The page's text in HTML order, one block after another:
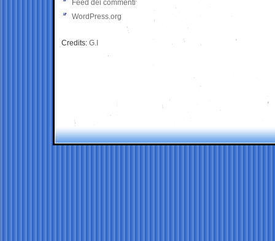
Feed dei commenti
WordPress.org
Credits: G.I